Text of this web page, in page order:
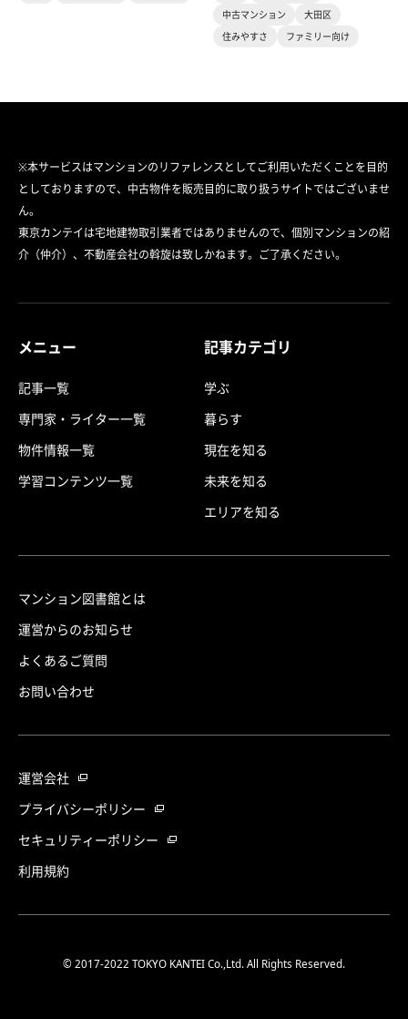
中古マンション
大田区
住みやすさ
ファミリー向け
※本サービスはマンションのリファレンスとしてご利用いただくことを目的
としておりますので、中古物件を販売目的に取り扱うサイトではございませ
ん。
東京カンテイは宅地建物取引業者ではありませんので、個別マンションの紹
介（仲介）、不動産会社の斡旋は致しかねます。ご了承ください。
メニュー
記事一覧
専門家・ライター一覧
物件情報一覧
学習コンテンツ一覧
記事カテゴリ
学ぶ
暮らす
現在を知る
未来を知る
エリアを知る
マンション図書館とは
運営からのお知らせ
よくあるご質問
お問い合わせ
運営会社
プライバシーポリシー
セキュリティーポリシー
利用規約
© 2017-2022 TOKYO KANTEI Co.,Ltd. All Rights Reserved.